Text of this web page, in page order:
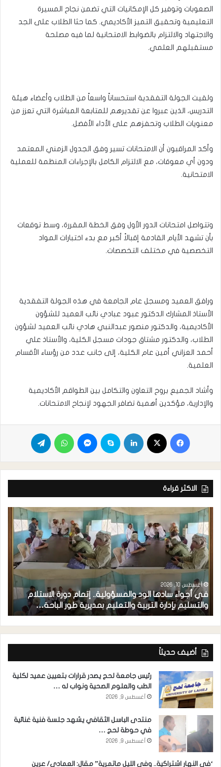
الصعوبات وتوفير كل الإمكانيات التي تضمن نجاح المسيرة
التعليمية وتحقيق التميز الأكاديمي. كما حثا الطلاب على الجد
والاجتهاد والالتزام بالضوابط الامتحانية لما فيه مصلحة
مستقبلهم العلمي.
ولقيت الجولة التفقدية استحساناً واسعاً من الطلاب وأعضاء هيئة
التدريس، الذين عبروا عن تقديرهم للمتابعة المباشرة التي تعزز من
معنويات الطلاب وتحفزهم على الأداء الأفضل.
وأكد المراقبون أن الامتحانات تسير وفق الجدول الزمني المعتمد
ودون أي معوقات، مع الالتزام الكامل بالإجراءات المنظمة للعملية
الامتحانية.
وتتواصل امتحانات الدور الأول وفق الخطة المقررة، وسط توقعات
بأن تشهد الأيام القادمة إقبالاً أكبر مع بدء اختبارات المواد
التخصصية في مختلف التخصصات.
ورافق العميد ومسجل عام الجامعة في هذه الجولة التفقدية
الأستاذ المشارك الدكتور عبود عبادي نائب العميد للشؤون
الأكاديمية، والدكتور منصور عبدالنبي هادي نائب العميد لشؤون
الطلاب، والدكتور مشتاق جودات مسجل الكلية، والأستاذ علي
أحمد العزاني أمين عام الكلية، إلى جانب عدد من رؤساء الأقسام
العلمية.
وأشاد الجميع بروح التعاون والتكامل بين الطواقم الأكاديمية
والإدارية، مؤكدين أهمية تضافر الجهود لإنجاح الامتحانات.
الاكثر قراءة
أغسطس 10, 2026
​في أجواء سادها الود والمسؤولية.. إتمام دورة الاستلام
والتسليم بإدارة التربية والتعليم بمديرية طور الباحة…
أضيف حديثاً
رئيس جامعة لحج يصدر قرارات بتعيين عميد لكلية
الطب والعلوم الصحية ونواب له …
أغسطس 9, 2026
منتدى الباسل الثقافي يشهد جلسة فنية غنائية
في حوطة لحج …
أغسطس 9, 2026
‘في النهار اشتراكية.. وفي الليل ماتمرية” مقال: العمادي/ عرين